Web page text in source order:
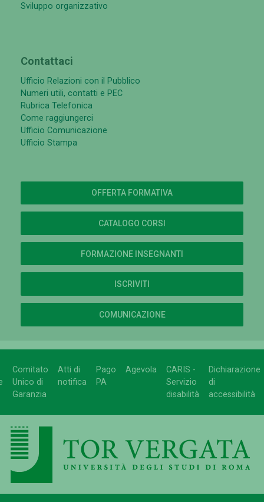
Sviluppo organizzativo
Contattaci
Ufficio Relazioni con il Pubblico
Numeri utili, contatti e PEC
Rubrica Telefonica
Come raggiungerci
Ufficio Comunicazione
Ufficio Stampa
OFFERTA FORMATIVA
CATALOGO CORSI
FORMAZIONE INSEGNANTI
ISCRIVITI
COMUNICAZIONE
Comitato
Unico di
Garanzia
Atti di
notifica
Pago
PA
Agevola
CARIS -
Servizio
disabilità
Dichiarazione
di
accessibilità